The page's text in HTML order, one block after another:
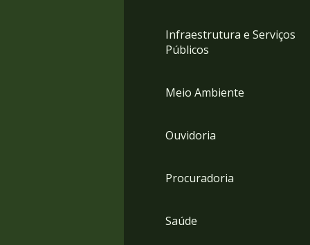
Infraestrutura e Serviços
Públicos
Meio Ambiente
Ouvidoria
Procuradoria
Saúde